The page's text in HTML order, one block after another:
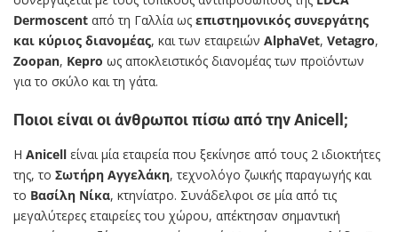
Dermoscent από τη Γαλλία ως επιστημονικός συνεργάτης
και κύριος διανομέας, και των εταιρειών AlphaVet, Vetagro,
Zoopan, Kepro ως αποκλειστικός διανομέας των προϊόντων
για το σκύλο και τη γάτα.
Ποιοι είναι οι άνθρωποι πίσω από την Anicell;
Η Anicell είναι μία εταιρεία που ξεκίνησε από τους 2 ιδιοκτήτες
της, το Σωτήρη Αγγελάκη, τεχνολόγο ζωικής παραγωγής και
το Βασίλη Νίκα, κτηνίατρο. Συνάδελφοι σε μία από τις
μεγαλύτερες εταιρείες του χώρου, απέκτησαν σημαντική